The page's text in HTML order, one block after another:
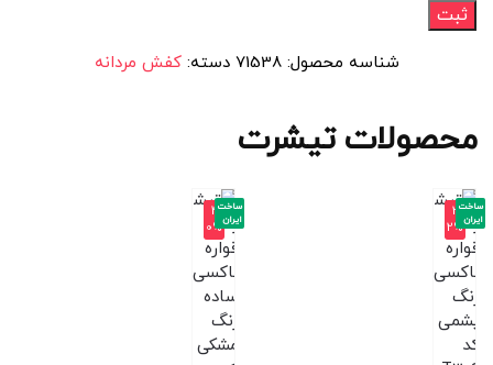
شناسه محصول:71538 دسته:کفش مردانه
محصولات تیشرت
-3
2%
ساخت
ایران
-4
0%
ساخت
ایران